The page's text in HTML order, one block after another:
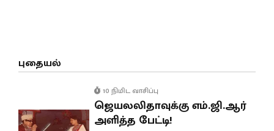
புதையல்
10 நிமிட வாசிப்பு
ஜெயலலிதாவுக்கு எம்.ஜி.ஆர்
அளித்த பேட்டி!